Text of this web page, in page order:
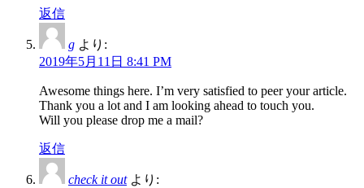
返信
g より:
2019年5月11日 8:41 PM
Awesome things here. I’m very satisfied to peer your article.
Thank you a lot and I am looking ahead to touch you.
Will you please drop me a mail?
返信
check it out より: